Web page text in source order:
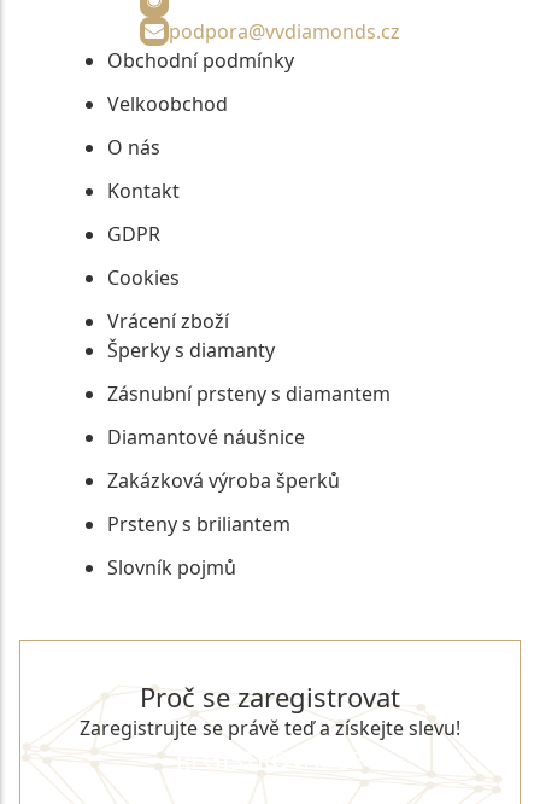
podpora@vvdiamonds.cz
Obchodní podmínky
Velkoobchod
O nás
Kontakt
GDPR
Cookies
Vrácení zboží
Šperky s diamanty
Zásnubní prsteny s diamantem
Diamantové náušnice
Zakázková výroba šperků
Prsteny s briliantem
Slovník pojmů
Proč se zaregistrovat
Zaregistrujte se právě teď a získejte slevu!
REGISTROVAT SE